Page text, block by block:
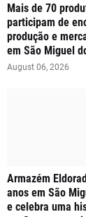
Mais de 70
participam de
produção e
em São Miguel
August 06, 2026
Armazém
anos em São
e celebra uma